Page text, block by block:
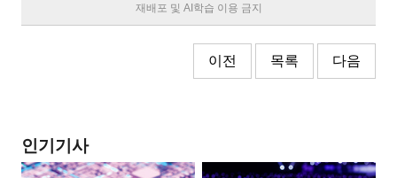
재배포 및 AI학습 이용 금지
이전 목록 다음
인기기사